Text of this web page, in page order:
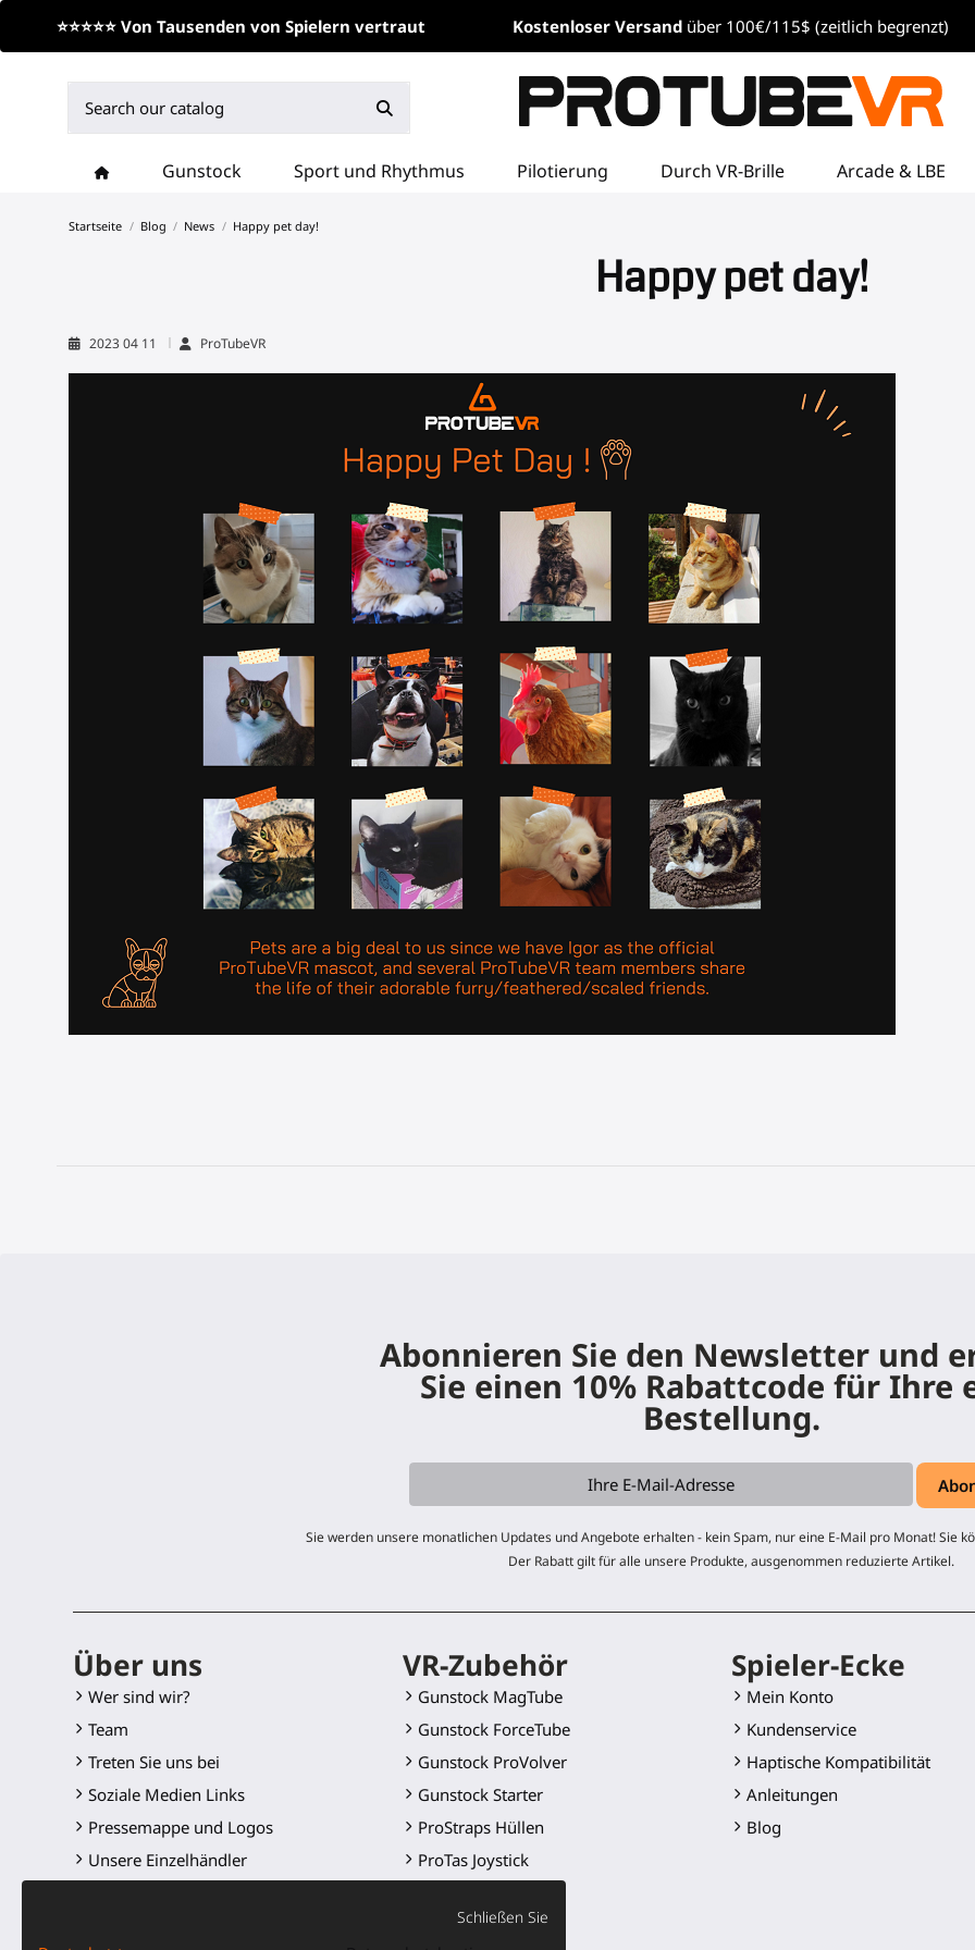
⭐⭐⭐⭐⭐ Von Tausenden von Spielern vertraut KostenloserVersand über 100€/115$ (zeitlich begrenzt)
Gunstock Sport und Rhythmus Pilotierung Durch VR-Brille Arcade & LBE
Startseite Blog News Happy pet day!
Happy pet day!
2023 04 11 ProTubeVR
Abonnieren Sie den Newsletter und
Sie einen 10% Rabattcode für Ihre
Bestellung.
Sie werden unsere monatlichen Updates und Angebote erhalten - kein Spam, nur eine E-Mail pro Monat! Sie
Der Rabatt gilt für alle unsere Produkte, ausgenommen reduzierte Artikel.
Über uns
Wer sind wir?
Team
Treten Sie uns bei
Soziale Medien Links
Pressemappe und Logos
Unsere Einzelhändler
VR-Zubehör
Gunstock MagTube
Gunstock ForceTube
Gunstock ProVolver
Gunstock Starter
ProStraps Hüllen
ProTas Joystick
ProSaber Klinge
Spieler-Ecke
Mein Konto
Kundenservice
Haptische Kompatibilität
Anleitungen
Blog
Schließen Sie